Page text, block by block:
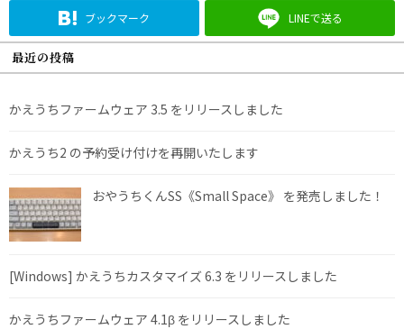
ブックマーク LINEで送る
最近の投稿
かえうちファームウェア 3.5 をリリースしました
かえうち2 の予約受け付けを再開いたします
おやうちくんSS《Small Space》 を発売しました！
[Windows] かえうちカスタマイズ 6.3 をリリースしました
かえうちファームウェア 4.1β をリリースしました